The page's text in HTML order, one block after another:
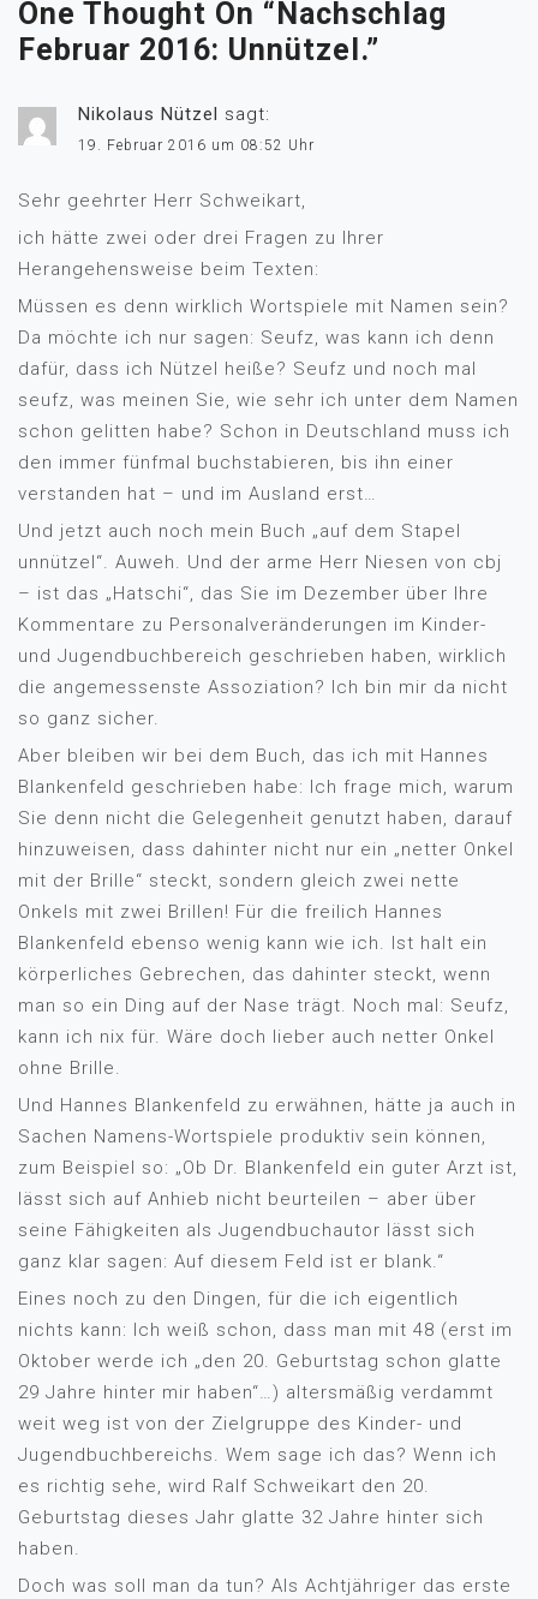
One Thought On “ Nachschlag
Februar 2016: Unnützel.”
Nikolaus Nützel sagt:
19. Februar 2016 um 08:52 Uhr
Sehr geehrter Herr Schweikart,
ich hätte zwei oder drei Fragen zu Ihrer
Herangehensweise beim Texten:
Müssen es denn wirklich Wortspiele mit Namen sein?
Da möchte ich nur sagen: Seufz, was kann ich denn
dafür, dass ich Nützel heiße? Seufz und noch mal
seufz, was meinen Sie, wie sehr ich unter dem Namen
schon gelitten habe? Schon in Deutschland muss ich
den immer fünfmal buchstabieren, bis ihn einer
verstanden hat – und im Ausland erst…
Und jetzt auch noch mein Buch „auf dem Stapel
unnützel“. Auweh. Und der arme Herr Niesen von cbj
– ist das „Hatschi“, das Sie im Dezember über Ihre
Kommentare zu Personalveränderungen im Kinder-
und Jugendbuchbereich geschrieben haben, wirklich
die angemessenste Assoziation? Ich bin mir da nicht
so ganz sicher.
Aber bleiben wir bei dem Buch, das ich mit Hannes
Blankenfeld geschrieben habe: Ich frage mich, warum
Sie denn nicht die Gelegenheit genutzt haben, darauf
hinzuweisen, dass dahinter nicht nur ein „netter Onkel
mit der Brille“ steckt, sondern gleich zwei nette
Onkels mit zwei Brillen! Für die freilich Hannes
Blankenfeld ebenso wenig kann wie ich. Ist halt ein
körperliches Gebrechen, das dahinter steckt, wenn
man so ein Ding auf der Nase trägt. Noch mal: Seufz,
kann ich nix für. Wäre doch lieber auch netter Onkel
ohne Brille.
Und Hannes Blankenfeld zu erwähnen, hätte ja auch in
Sachen Namens-Wortspiele produktiv sein können,
zum Beispiel so: „Ob Dr. Blankenfeld ein guter Arzt ist,
lässt sich auf Anhieb nicht beurteilen – aber über
seine Fähigkeiten als Jugendbuchautor lässt sich
ganz klar sagen: Auf diesem Feld ist er blank.“
Eines noch zu den Dingen, für die ich eigentlich
nichts kann: Ich weiß schon, dass man mit 48 (erst im
Oktober werde ich „den 20. Geburtstag schon glatte
29 Jahre hinter mir haben“…) altersmäßig verdammt
weit weg ist von der Zielgruppe des Kinder- und
Jugendbuchbereichs. Wem sage ich das? Wenn ich
es richtig sehe, wird Ralf Schweikart den 20.
Geburtstag dieses Jahr glatte 32 Jahre hinter sich
haben.
Doch was soll man da tun? Als Achtjähriger das erste